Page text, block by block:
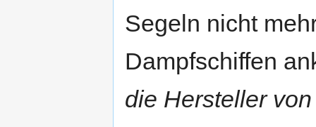
Segeln nicht
Dampfschiffen
die Hersteller